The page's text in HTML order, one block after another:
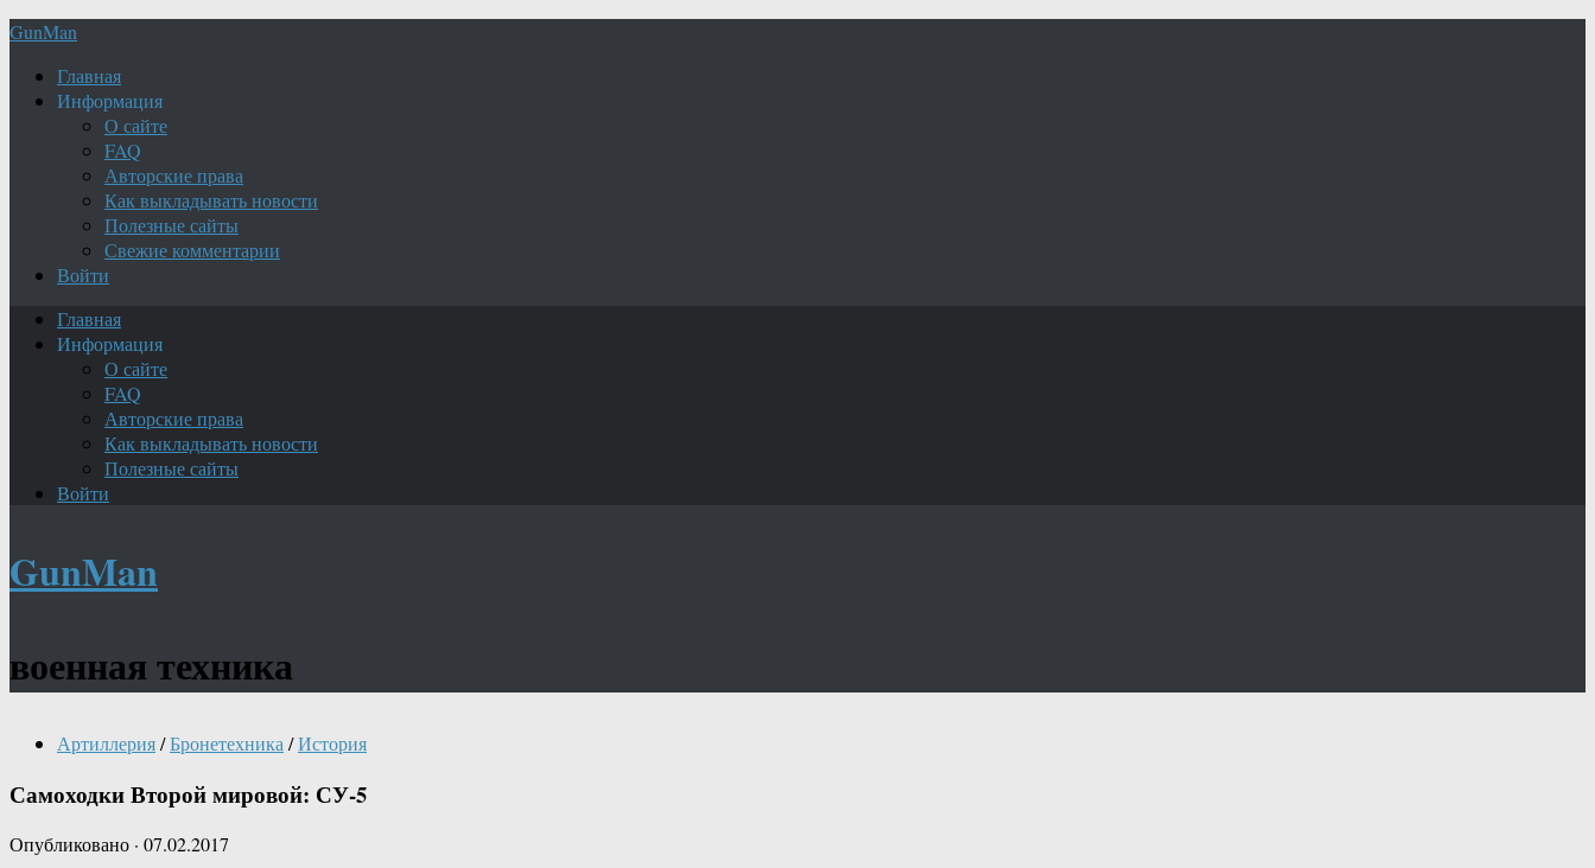
GunMan
Главная
Информация
О сайте
FAQ
Авторские права
Как выкладывать новости
Полезные сайты
Свежие комментарии
Войти
Главная
Информация
О сайте
FAQ
Авторские права
Как выкладывать новости
Полезные сайты
Войти
GunMan
военная техника
Артиллерия/Бронетехника /История
Самоходки Второй мировой: СУ-5
Опубликовано · 07.02.2017